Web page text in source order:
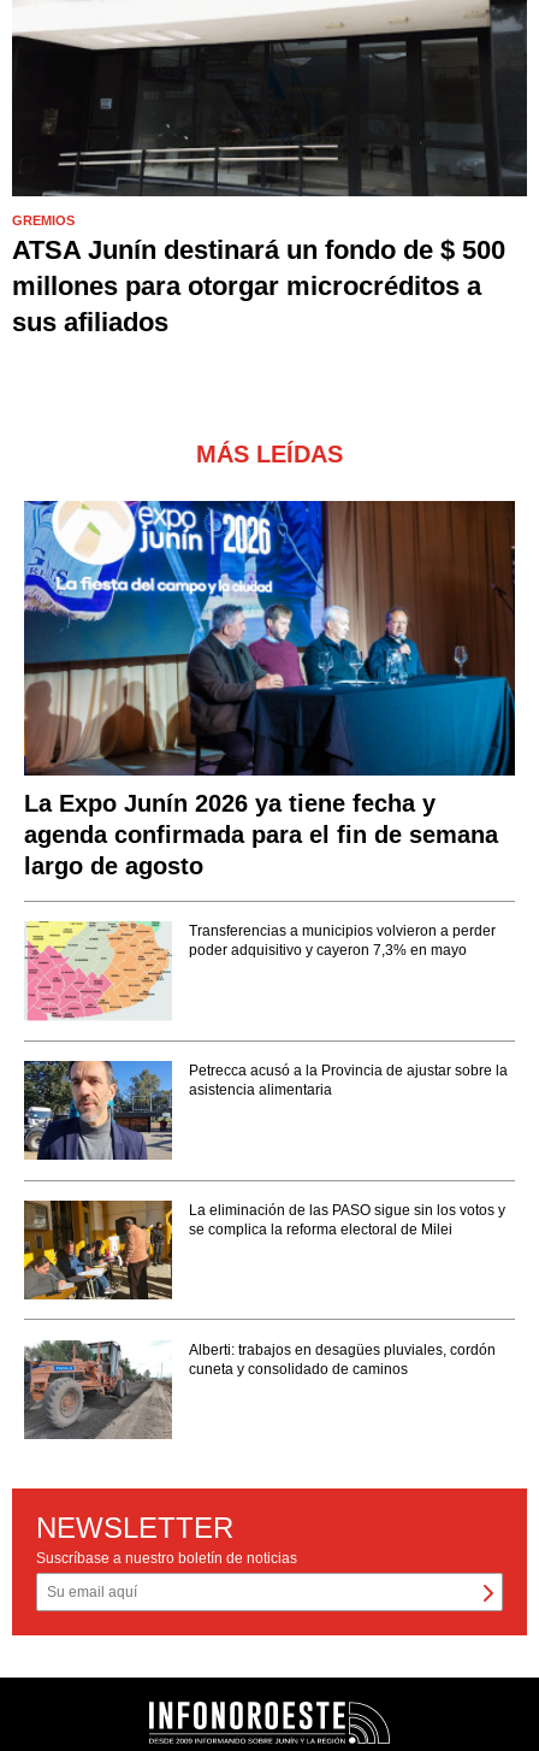
GREMIOS
ATSA Junín destinará un fondo de $ 500
millones para otorgar microcréditos a
sus afiliados
MÁS LEÍDAS
La Expo Junín 2026 ya tiene fecha y
agenda confirmada para el fin de semana
largo de agosto
Transferencias a municipios volvieron a perder
poder adquisitivo y cayeron 7,3% en mayo
Petrecca acusó a la Provincia de ajustar sobre la
asistencia alimentaria
La eliminación de las PASO sigue sin los votos y
se complica la reforma electoral de Milei
Alberti: trabajos en desagües pluviales, cordón
cuneta y consolidado de caminos
NEWSLETTER
Suscríbase a nuestro boletín de noticias